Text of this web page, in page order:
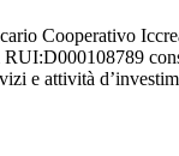
Cooperativo
e attività